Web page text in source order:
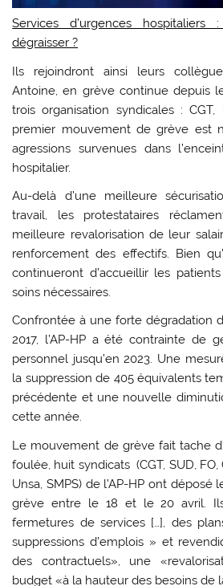
Services d’urgences
dégraisser ?
Ils rejoindront ainsi leurs
Antoine, en grève continue depuis
trois organisation syndicales :
premier mouvement de grève est
agressions survenues dans
hospitalier.
Au-delà d’une meilleure
travail, les protestataires
meilleure revalorisation de leur
renforcement des effectifs. Bien
continueront d’accueillir les
soins nécessaires.
Confrontée à une forte dégradation
2017, l’AP-HP a été contrainte de
personnel jusqu’en 2023. Une
la suppression de 405 équivalents
précédente et une nouvelle
cette année.
Le mouvement de grève fait tache
foulée, huit syndicats (CGT, SUD, FO,
Unsa, SMPS) de l’AP-HP ont déposé
grève entre le 18 et le 20 avril.
fermetures de services […], des
suppressions d’emplois » et
des contractuels», une
budget «à la hauteur des besoins de